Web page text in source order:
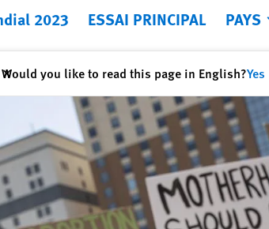
2023 ESSAI PRINCIPAL PAYS
Would you like to read this page in English?Yes
✕Fermer